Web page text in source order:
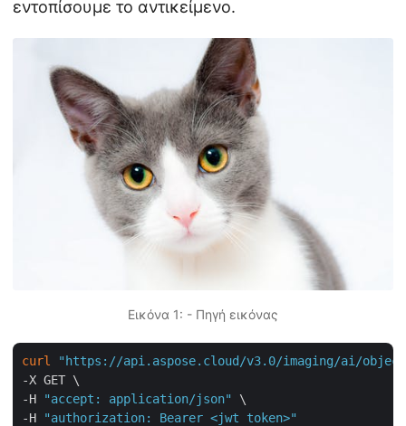
εντοπίσουμε το αντικείμενο.
Εικόνα 1: - Πηγή εικόνας
curl
"https://api.aspose.cloud/v3.0/imaging/ai/
-X GET \
-H
"accept: application/json"
\
-H
"authorization: Bearer <jwt token>"